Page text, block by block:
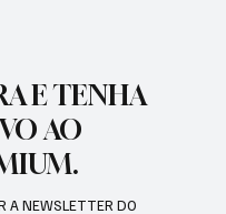
E TENHA
AO
A NEWSLETTER DO